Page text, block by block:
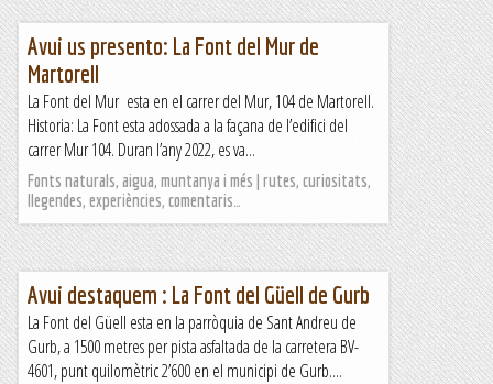
Avui us presento: La Font del Mur de
Martorell
La Font del Mur esta en el carrer del Mur, 104 de Martorell.
Historia: La Font esta adossada a la façana de l’edifici del
carrer Mur 104. Duran l’any 2022, es va...
Fonts naturals, aigua, muntanya i més | rutes, curiositats,
llegendes, experiències, comentaris…
Avui destaquem : La Font del Güell de Gurb
La Font del Güell esta en la parròquia de Sant Andreu de
Gurb, a 1500 metres per pista asfaltada de la carretera BV-
4601, punt quilomètric 2’600 en el municipi de Gurb....